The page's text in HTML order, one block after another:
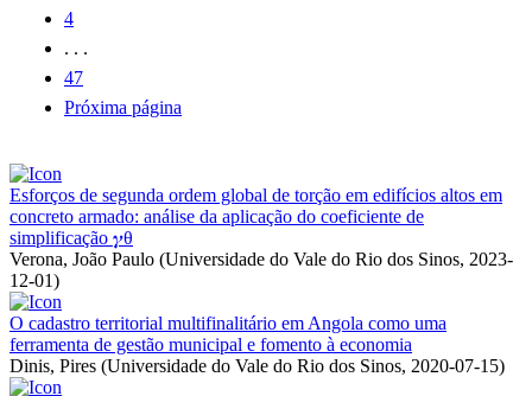
4
. . .
47
Próxima página
Esforços de segunda ordem global de torção em edifícios altos em
concreto armado: análise da aplicação do coeficiente de
simplificação 𝜸θ
Verona, João Paulo (Universidade do Vale do Rio dos Sinos, 2023-
12-01)
O cadastro territorial multifinalitário em Angola como uma
ferramenta de gestão municipal e fomento à economia
Dinis, Pires (Universidade do Vale do Rio dos Sinos, 2020-07-15)